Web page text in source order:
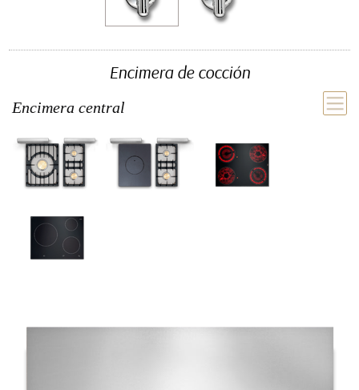
Encimera de cocción
Encimera central